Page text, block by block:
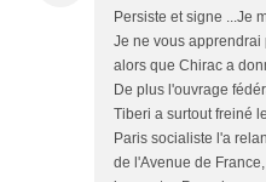
Persiste et signe ...Je
Je ne vous
alors que Chirac a
De plus l'ouvrage
Tiberi a surtout freiné
Paris socialiste l'a
de l'Avenue de